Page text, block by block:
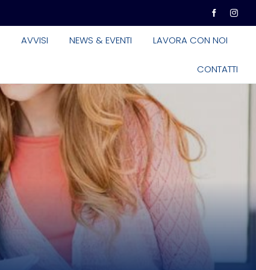
AVVISI NEWS & EVENTI LAVORA CON NOI
CONTATTI